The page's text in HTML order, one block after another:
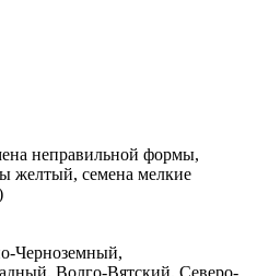
неправильной формы,
желтый, семена мелкие
Черноземный,
Волго-Вятский, Северо-